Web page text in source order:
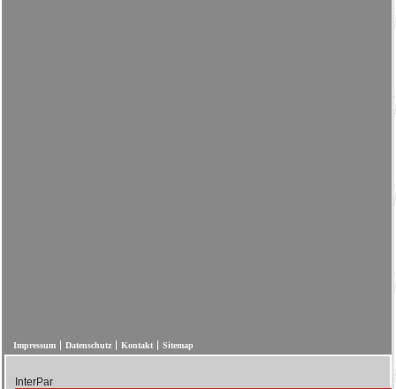
Impressum Datenschutz Kontakt Sitemap
InterPar